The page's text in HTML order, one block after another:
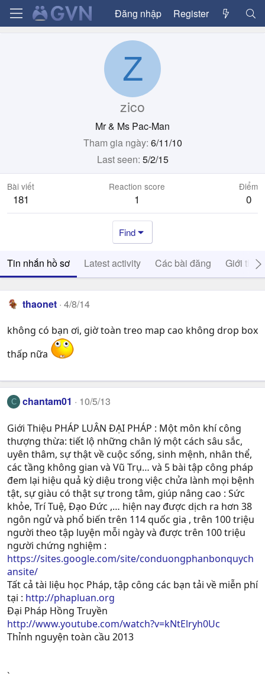
Đăng nhập Register
Z
zico
Mr & Ms Pac-Man
Tham gia ngày 6/11/10
Last seen 5/2/15
Bài viết
181
Reaction score
1
Điểm
0
Find
Tin nhắn hồ sơ Latest activity Các bài đăng Giới thiệu
thaonet 4/8/14
không có bạn ơi, giờ toàn treo map cao không drop box
thấp nữa
C chantam01 10/5/13
Giới Thiệu PHÁP LUÂN ĐẠI PHÁP : Một môn khí công
thượng thừa: tiết lộ những chân lý một cách sâu sắc,
uyên thâm, sự thật về cuộc sống, sinh mệnh, nhân thể,
các tầng không gian và Vũ Trụ… và 5 bài tập công pháp
đem lại hiệu quả kỳ diệu trong việc chửa lành mọi bệnh
tật, sự giàu có thật sự trong tâm, giúp nâng cao : Sức
khỏe, Trí Tuệ, Ðạo Ðức ,… hiện nay được dịch ra hơn 38
ngôn ngử và phổ biến trên 114 quốc gia , trên 100 triệu
người theo tập luyện mỗi ngày và được trên 100 triệu
người chứng nghiệm :
https://sites.google.com/site/conduongphanbonquych
ansite/
Tất cả tài liệu học Pháp, tập công các bạn tải về miễn phí
tại : http://phapluan.org
Đại Pháp Hồng Truyền
http://www.youtube.com/watch?v=kNtElryh0Uc
Thỉnh nguyện toàn cầu 2013
`